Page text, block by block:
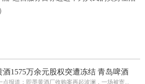
酒1575万余元股权突遭冻结 青岛啤酒
元收购案可能要“黄了”
点报道：即墨黄酒厂收购案再起波澜，一场被寄...